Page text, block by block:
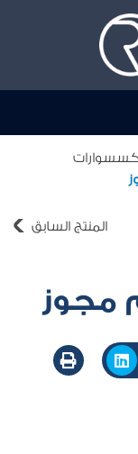
المنتج السابق
مجوز